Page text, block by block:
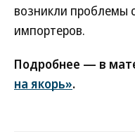
возникли проблемы
импортеров.
Подробнее — в
на якорь».